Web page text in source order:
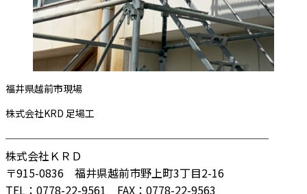
福井県越前市現場
株式会社KRD 足場工
────────────────────────
株式会社ＫＲＤ
〒915-0836 福井県越前市野上町3丁目2-16
TEL：0778-22-9561 FAX：0778-22-9563